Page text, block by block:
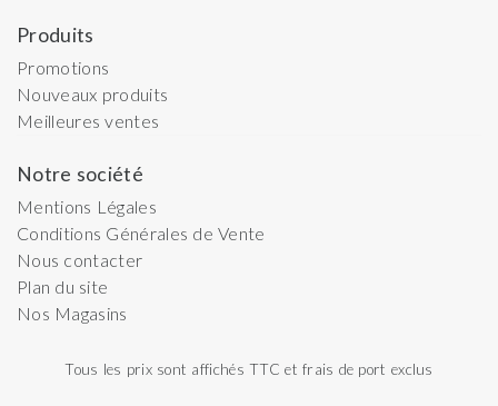
Produits
Promotions
Nouveaux produits
Meilleures ventes
Notre société
Mentions Légales
Conditions Générales de Vente
Nous contacter
Plan du site
Nos Magasins
Tous les prix sont affichés TTC et frais de port exclus